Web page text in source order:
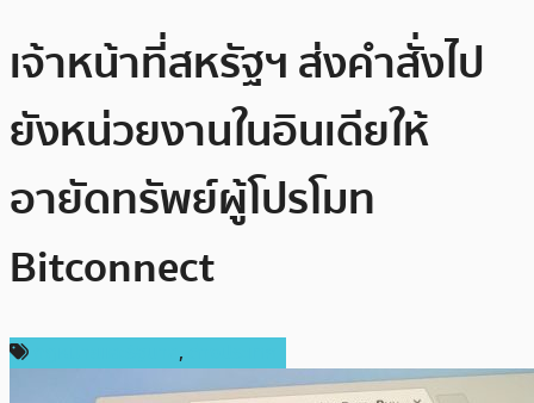
เจ้าหน้าที่สหรัฐฯ ส่งคำสั่งไป
ยังหน่วยงานในอินเดียให้
อายัดทรัพย์ผู้โปรโมท
Bitconnect
,